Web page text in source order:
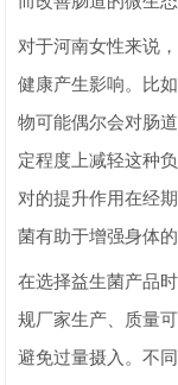
对于河南女性来说
健康产生影响。比
物可能偶尔会对肠
定程度上减轻这种
对的提升作用在经
菌有助于增强身体
在选择益生菌产品
规厂家生产、质量
避免过量摄入。不